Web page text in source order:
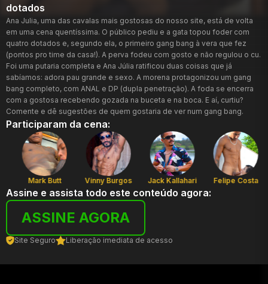
dotados
Ana Julia, uma das cavalas mais gostosas do nosso site, está de volta
em uma cena quentíssima. O público pediu e a gata topou foder com
quatro dotados e, segundo ela, o primeiro gang bang à vera que fez
(pontos pro time da casa!). A perva fodeu com gosto e não regulou o cu.
Foi uma putaria completa e Ana Júlia ratificou duas coisas que já
sabíamos: adora pau grande e sexo. A morena protagonizou um gang
bang completo, com ANAL e DP (dupla penetração). A foda se encerra
com a gostosa recebendo gozada na buceta e na boca. E aí, curtiu?
Comente e dê sugestões de quem gostaria de ver num gang bang.
Participaram da cena:
Mark Butt Vinny Burgos Jack Kallahari Felipe Costa
Assine e assista todo este conteúdo agora:
ASSINE AGORA
Site Seguro Liberação imediata de acesso